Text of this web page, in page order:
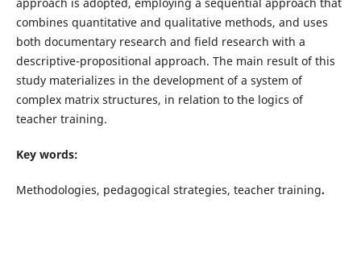
combines quantitative and qualitative methods, and uses
both documentary research and field research with a
descriptive-propositional approach. The main result of this
study materializes in the development of a system of
complex matrix structures, in relation to the logics of
teacher training.
Key words:
Methodologies, pedagogical strategies, teacher training.